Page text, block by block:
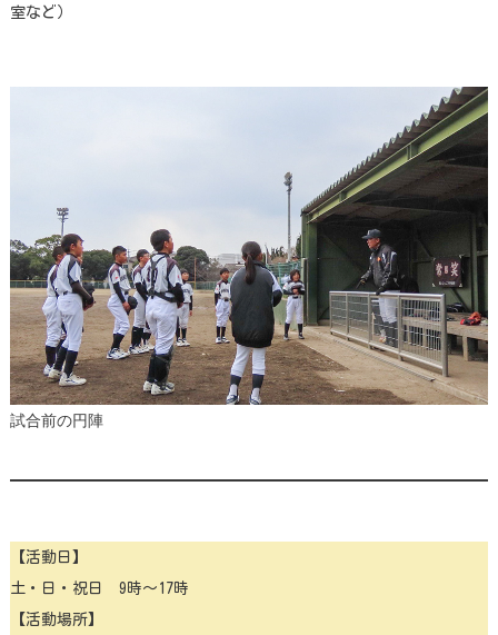
室など）
試合前の円陣
【活動日】
土・日・祝日 9時～17時
【活動場所】